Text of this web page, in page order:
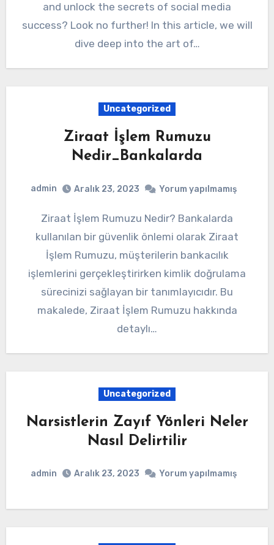
and unlock the secrets of social media
success? Look no further! In this article, we will
dive deep into the art of…
Uncategorized
Ziraat İşlem Rumuzu
Nedir_Bankalarda
admin Aralık 23, 2023 Yorum yapılmamış
Ziraat İşlem Rumuzu Nedir? Bankalarda
kullanılan bir güvenlik önlemi olarak Ziraat
İşlem Rumuzu, müşterilerin bankacılık
işlemlerini gerçekleştirirken kimlik doğrulama
sürecinizi sağlayan bir tanımlayıcıdır. Bu
makalede, Ziraat İşlem Rumuzu hakkında
detaylı…
Uncategorized
Narsistlerin Zayıf Yönleri Neler
Nasıl Delirtilir
admin Aralık 23, 2023 Yorum yapılmamış